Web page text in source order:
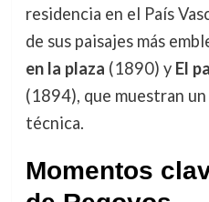
residencia en el País
de sus paisajes más
en la plaza (1890) y El
(1894), que muestran
técnica.
Momentos